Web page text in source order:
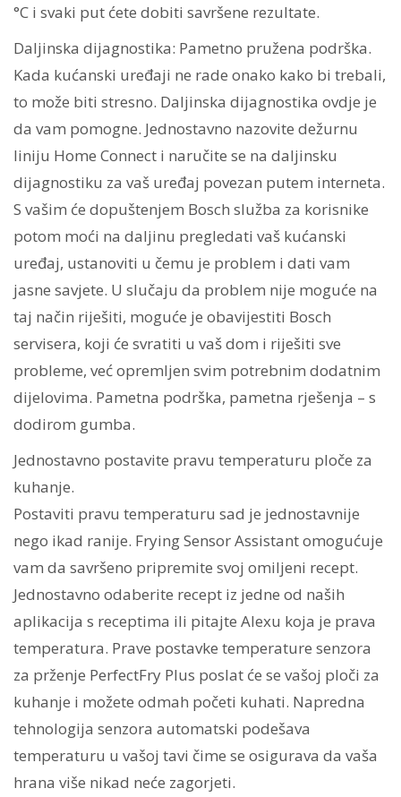
°C i svaki put ćete dobiti savršene rezultate.
Daljinska dijagnostika: Pametno pružena podrška.
Kada kućanski uređaji ne rade onako kako bi trebali,
to može biti stresno. Daljinska dijagnostika ovdje je
da vam pomogne. Jednostavno nazovite dežurnu
liniju Home Connect i naručite se na daljinsku
dijagnostiku za vaš uređaj povezan putem interneta.
S vašim će dopuštenjem Bosch služba za korisnike
potom moći na daljinu pregledati vaš kućanski
uređaj, ustanoviti u čemu je problem i dati vam
jasne savjete. U slučaju da problem nije moguće na
taj način riješiti, moguće je obavijestiti Bosch
servisera, koji će svratiti u vaš dom i riješiti sve
probleme, već opremljen svim potrebnim dodatnim
dijelovima. Pametna podrška, pametna rješenja – s
dodirom gumba.
Jednostavno postavite pravu temperaturu ploče za
kuhanje.
Postaviti pravu temperaturu sad je jednostavnije
nego ikad ranije. Frying Sensor Assistant omogućuje
vam da savršeno pripremite svoj omiljeni recept.
Jednostavno odaberite recept iz jedne od naših
aplikacija s receptima ili pitajte Alexu koja je prava
temperatura. Prave postavke temperature senzora
za prženje PerfectFry Plus poslat će se vašoj ploči za
kuhanje i možete odmah početi kuhati. Napredna
tehnologija senzora automatski podešava
temperaturu u vašoj tavi čime se osigurava da vaša
hrana više nikad neće zagorjeti.